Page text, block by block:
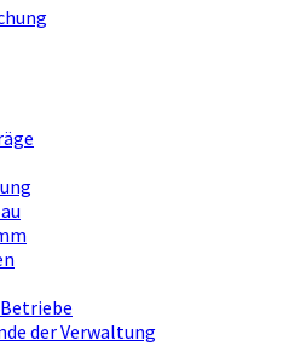
der Verwaltung